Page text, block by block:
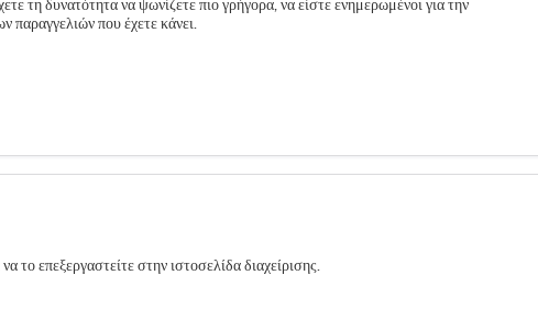
τη δυνατότητα να ψωνίζετε πιο γρήγορα, να είστε ενημερωμένοι για την
παραγγελιών που έχετε κάνει.
επεξεργαστείτε στην ιστοσελίδα διαχείρισης.